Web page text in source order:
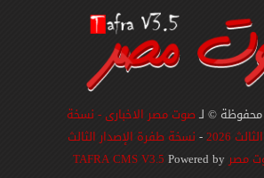
© لـصوت مصر الاخبارى - نسخة
2026
- نسخة طفرة الإصدار الثالث
مصر
TAFRA CMS V3.5Powered by